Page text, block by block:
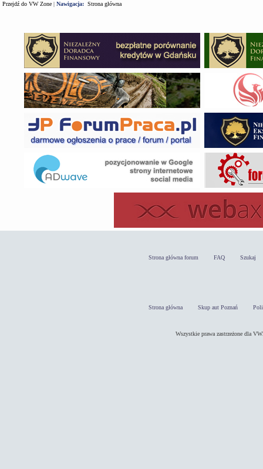
Przejdź do VW Zone | Nawigacja: Strona główna
Strona główna forum FAQ Szukaj
Strona główna Skup aut Poznań
Wszystkie prawa zastrzeżone dla